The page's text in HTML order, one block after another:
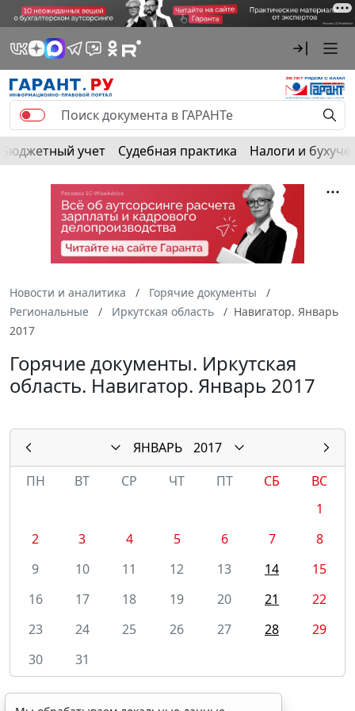
Бюджетный учет Судебная практика Налоги и
Новости и аналитика
Горячие документы
Региональные
Иркутская область
Навигатор. Январь
2017
Горячие документы. Иркутская
область. Навигатор. Январь 2017
ЯНВАРЬ
2017
ПН
ВТ СР ЧТ ПТ СБ
ВС
1
2
3 4 5 6 7
8
9
10 11 12 13 14
15
16
17 18 19 20 21
22
23
24 25 26 27 28
29
30
31